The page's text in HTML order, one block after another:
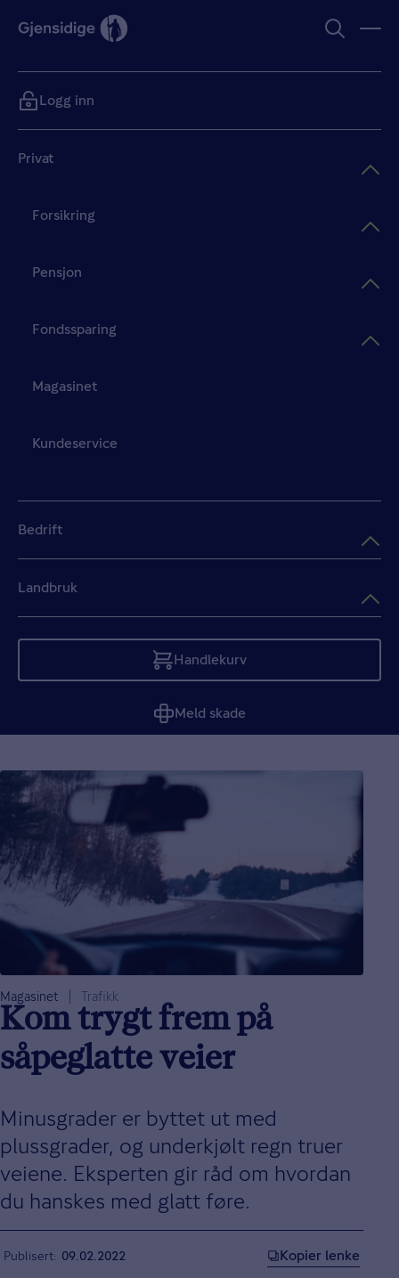
Privat
Forsikring
Pensjon
Fondssparing
Magasinet
Kundeservice
Bedrift
Landbruk
Handlekurv
Tom
Meld skade
Logg inn
Magasinet Trafikk
Kom trygt frem på
såpeglatte veier
Minusgrader er byttet ut med
plussgrader, og underkjølt regn truer
veiene. Eksperten gir råd om hvordan
du hanskes med glatt føre.
Publisert 09.02.2022 Kopier lenke